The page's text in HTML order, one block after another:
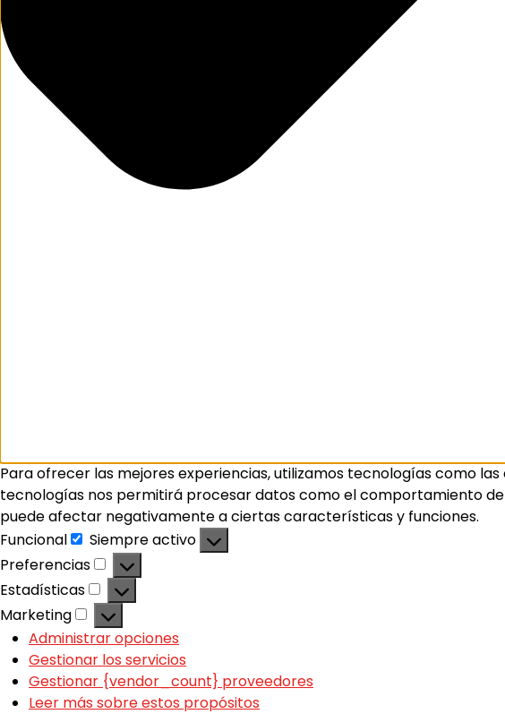
Para ofrecer las mejores experiencias, utilizamos tecnologías como
tecnologías nos permitirá procesar datos como el comportamiento
puede afectar negativamente a ciertas características y funciones.
Funcional
Siempre activo
Preferencias
Estadísticas
Marketing
Administrar opciones
Gestionar los servicios
Gestionar {vendor_count} proveedores
Leer más sobre estos propósitos